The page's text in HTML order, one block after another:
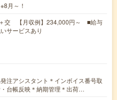
月～！
交 【月収例】234,000円～ ■給与
サービスあり
注アシスタント＊インボイス番号取
台帳反映＊納期管理＊出荷…